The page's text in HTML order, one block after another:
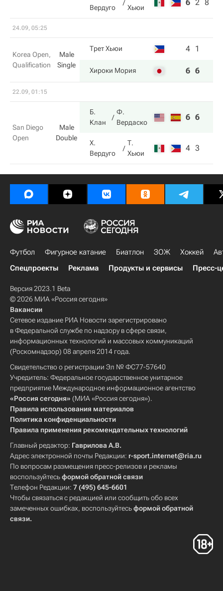
Вердуго
Хьюи
6 2 8
24.09, 05:25
Korea Open,
Qualification
Male
Single
Трет Хьюи 4 1
Хироки Мория 6 6
22.09, 01:15
San Diego
Open
Male
Double
Б.
Клан
Ф.
Вердаско
6 6
Х.
Вердуго
Т.
Хьюи
4 3
Футбол Фигурное катание Биатлон ЗОЖ Хоккей
Спецпроекты
Реклама Продукты и сервисы Пресс-
Версия 2023.1 Beta
© 2026 МИА «Россия сегодня»
Вакансии
Сетевое издание РИА Новости зарегистрировано
в Федеральной службе по надзору в сфере связи,
информационных технологий и массовых коммуникаций
(Роскомнадзор) 08 апреля 2014 года.
Свидетельство о регистрации Эл № ФС77-57640
Учредитель: Федеральное государственное унитарное
предприятие Международное информационное агентство
«Россия сегодня» (МИА «Россия сегодня»).
Правила использования материалов
Политика конфиденциальности
Правила применения рекомендательных технологий
Главный редактор: Гаврилова А.В.
Адрес электронной почты Редакции: r-sport.internet@ria.ru
По вопросам размещения пресс-релизов и рекламы
воспользуйтесьформой обратной связи
Телефон Редакции: 7 (495) 645-6601
Чтобы связаться с редакцией или сообщить обо всех
замеченных ошибках, воспользуйтесьформой обратной
связи.